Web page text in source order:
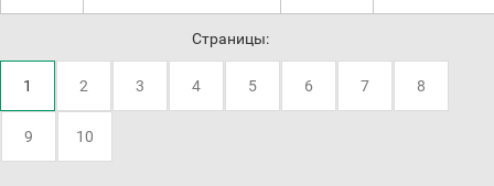
Страницы:
1 2 3 4 5 6 7 8
9 10